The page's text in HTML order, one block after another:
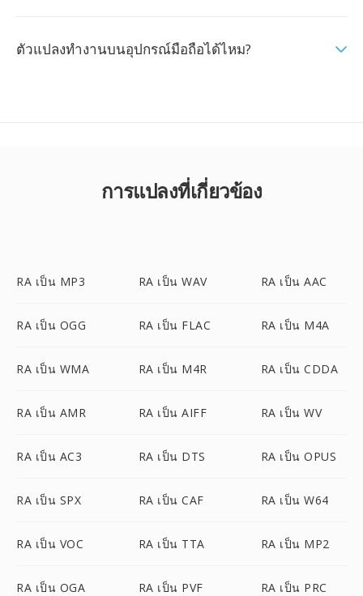
ตัวแปลงทำงานบนอุปกรณ์มือถือได้ไหม?
การแปลงที่เกี่ยวข้อง
RA เป็น MP3 RA เป็น WAV RA เป็น AAC
RA เป็น OGG RA เป็น FLAC RA เป็น M4A
RA เป็น WMA RA เป็น M4R RA เป็น CDDA
RA เป็น AMR RA เป็น AIFF RA เป็น WV
RA เป็น AC3 RA เป็น DTS RA เป็น OPUS
RA เป็น SPX RA เป็น CAF RA เป็น W64
RA เป็น VOC RA เป็น TTA RA เป็น MP2
RA เป็น OGA RA เป็น PVF RA เป็น PRC